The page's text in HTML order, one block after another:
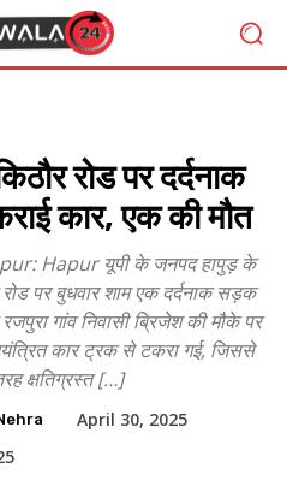
रोड पर दर्दनाक
कार, एक की मौत
Hapur यूपी के जनपद हापुड़ के
रोड पर बुधवार शाम एक दर्दनाक सड़क
गांव निवासी ब्रिजेश की मौके पर
कार ट्रक से टकरा गई, जिससे
क्षतिग्रस्त […]
April 30, 2025